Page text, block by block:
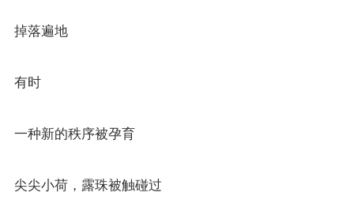
掉落遍地
有时
一种新的秩序被孕育
尖尖小荷，露珠被触碰过